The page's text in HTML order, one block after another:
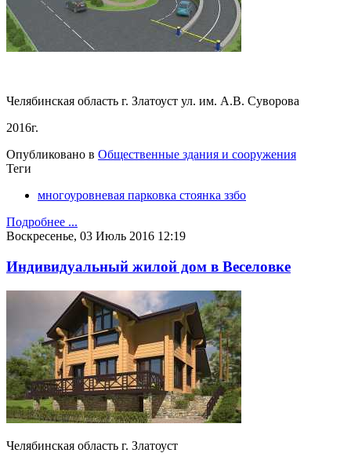
Челябинская область г. Златоуст ул. им. А.В. Суворова
2016г.
Опубликовано в Общественные здания и сооружения
Теги
многоуровневая парковка стоянка ззбо
Подробнее ...
Воскресенье, 03 Июль 2016 12:19
Индивидуальный жилой дом в Веселовке
Челябинская область г. Златоуст